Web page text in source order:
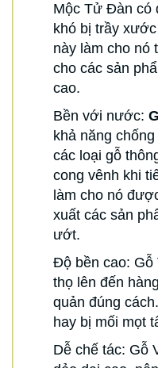
Mộc Tử Đàn có
khó bị trầy
này làm cho nó
cho các sản
cao.
Bền với nước:
khả năng
các loại gỗ
cong vênh khi
làm cho nó
xuất các sản
ướt.
Độ bền cao:
thọ lên đến
quản đúng
hay bị mối mọt
Dễ chế tác: Gỗ